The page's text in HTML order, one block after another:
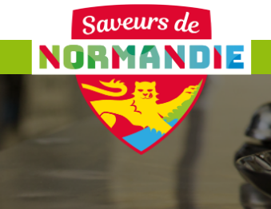
Panneau de gestion des cookies